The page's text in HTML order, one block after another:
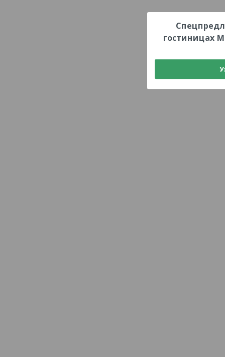
гостиницах